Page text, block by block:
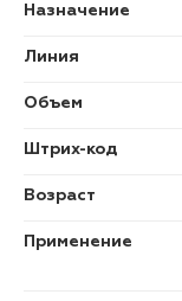
Назначение
Линия
Объем
Штрих-код
Возраст
Применение